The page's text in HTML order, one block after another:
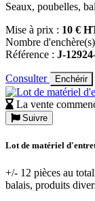
Seaux, poubelles,
Mise à prix : 10 €
Nombre d'enchère(s)
Référence : J-
Consulter Enchérir
La vente
Suivre
Lot de matériel
+/- 12 pièces au
balais, produits